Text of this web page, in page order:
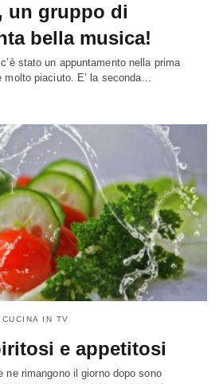
un gruppo di
bella musica!
stato un appuntamento nella prima
molto piaciuto. E’ la seconda…
IN TV
e appetitosi
ne rimangono il giorno dopo sono